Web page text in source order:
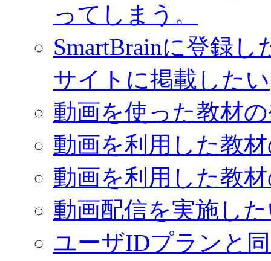
ってしまう。
SmartBrainに登録
サイトに掲載したい
動画を使った教材
動画を利用した教
動画を利用した教
動画配信を実施し
ユーザIDプランと